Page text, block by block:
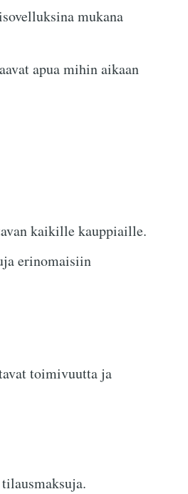
mukana
apua mihin aikaan
kaikille kauppiaille.
erinomaisiin
toimivuutta ja